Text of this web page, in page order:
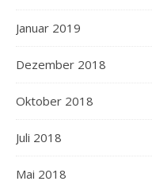
Januar 2019
Dezember 2018
Oktober 2018
Juli 2018
Mai 2018